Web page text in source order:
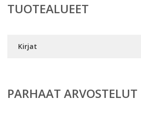
TUOTEALUEET
Kirjat
PARHAAT ARVOSTELUT